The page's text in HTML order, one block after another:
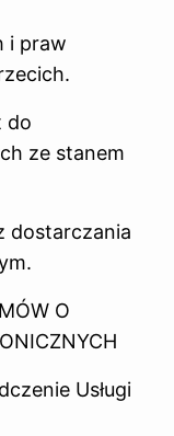
i praw
do
ze stanem
dostarczania
O
Usługi